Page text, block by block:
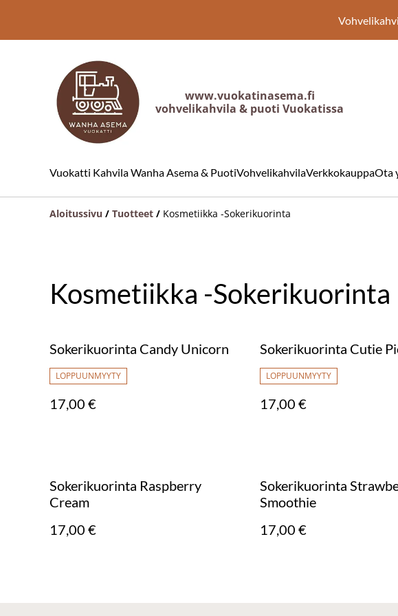
www.vuokatinasema.fi
vohvelikahvila & puoti Vuokatissa
Vuokatti Kahvila Wanha Asema & PuotiVohvelikahvilaVerkkokauppaOta
Aloitussivu / Tuotteet / Kosmetiikka -Sokerikuorinta
Kosmetiikka -Sokerikuorinta
Sokerikuorinta Candy Unicorn
LOPPUUNMYYTY
17,00 €
Sokerikuorinta Cutie
LOPPUUNMYYTY
17,00 €
Sokerikuorinta Raspberry
Cream
17,00 €
Sokerikuorinta
Smoothie
17,00 €